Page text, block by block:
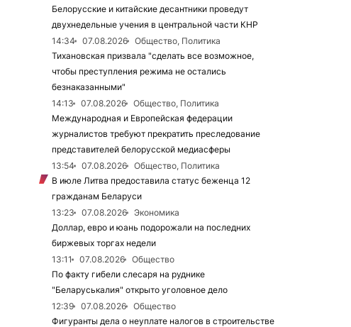
Белорусские и китайские десантники проведут
двухнедельные учения в центральной части КНР
14:34
07.08.2026
Общество, Политика
Тихановская призвала "сделать все возможное,
чтобы преступления режима не остались
безнаказанными"
14:13
07.08.2026
Общество, Политика
Международная и Европейская федерации
журналистов требуют прекратить преследование
представителей белорусской медиасферы
13:54
07.08.2026
Общество, Политика
В июле Литва предоставила статус беженца 12
гражданам Беларуси
13:23
07.08.2026
Экономика
Доллар, евро и юань подорожали на последних
биржевых торгах недели
13:11
07.08.2026
Общество
По факту гибели слесаря на руднике
"Беларуськалия" открыто уголовное дело
12:39
07.08.2026
Общество
Фигуранты дела о неуплате налогов в строительстве